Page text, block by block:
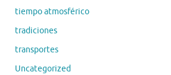
tiempo atmosférico
tradiciones
transportes
Uncategorized